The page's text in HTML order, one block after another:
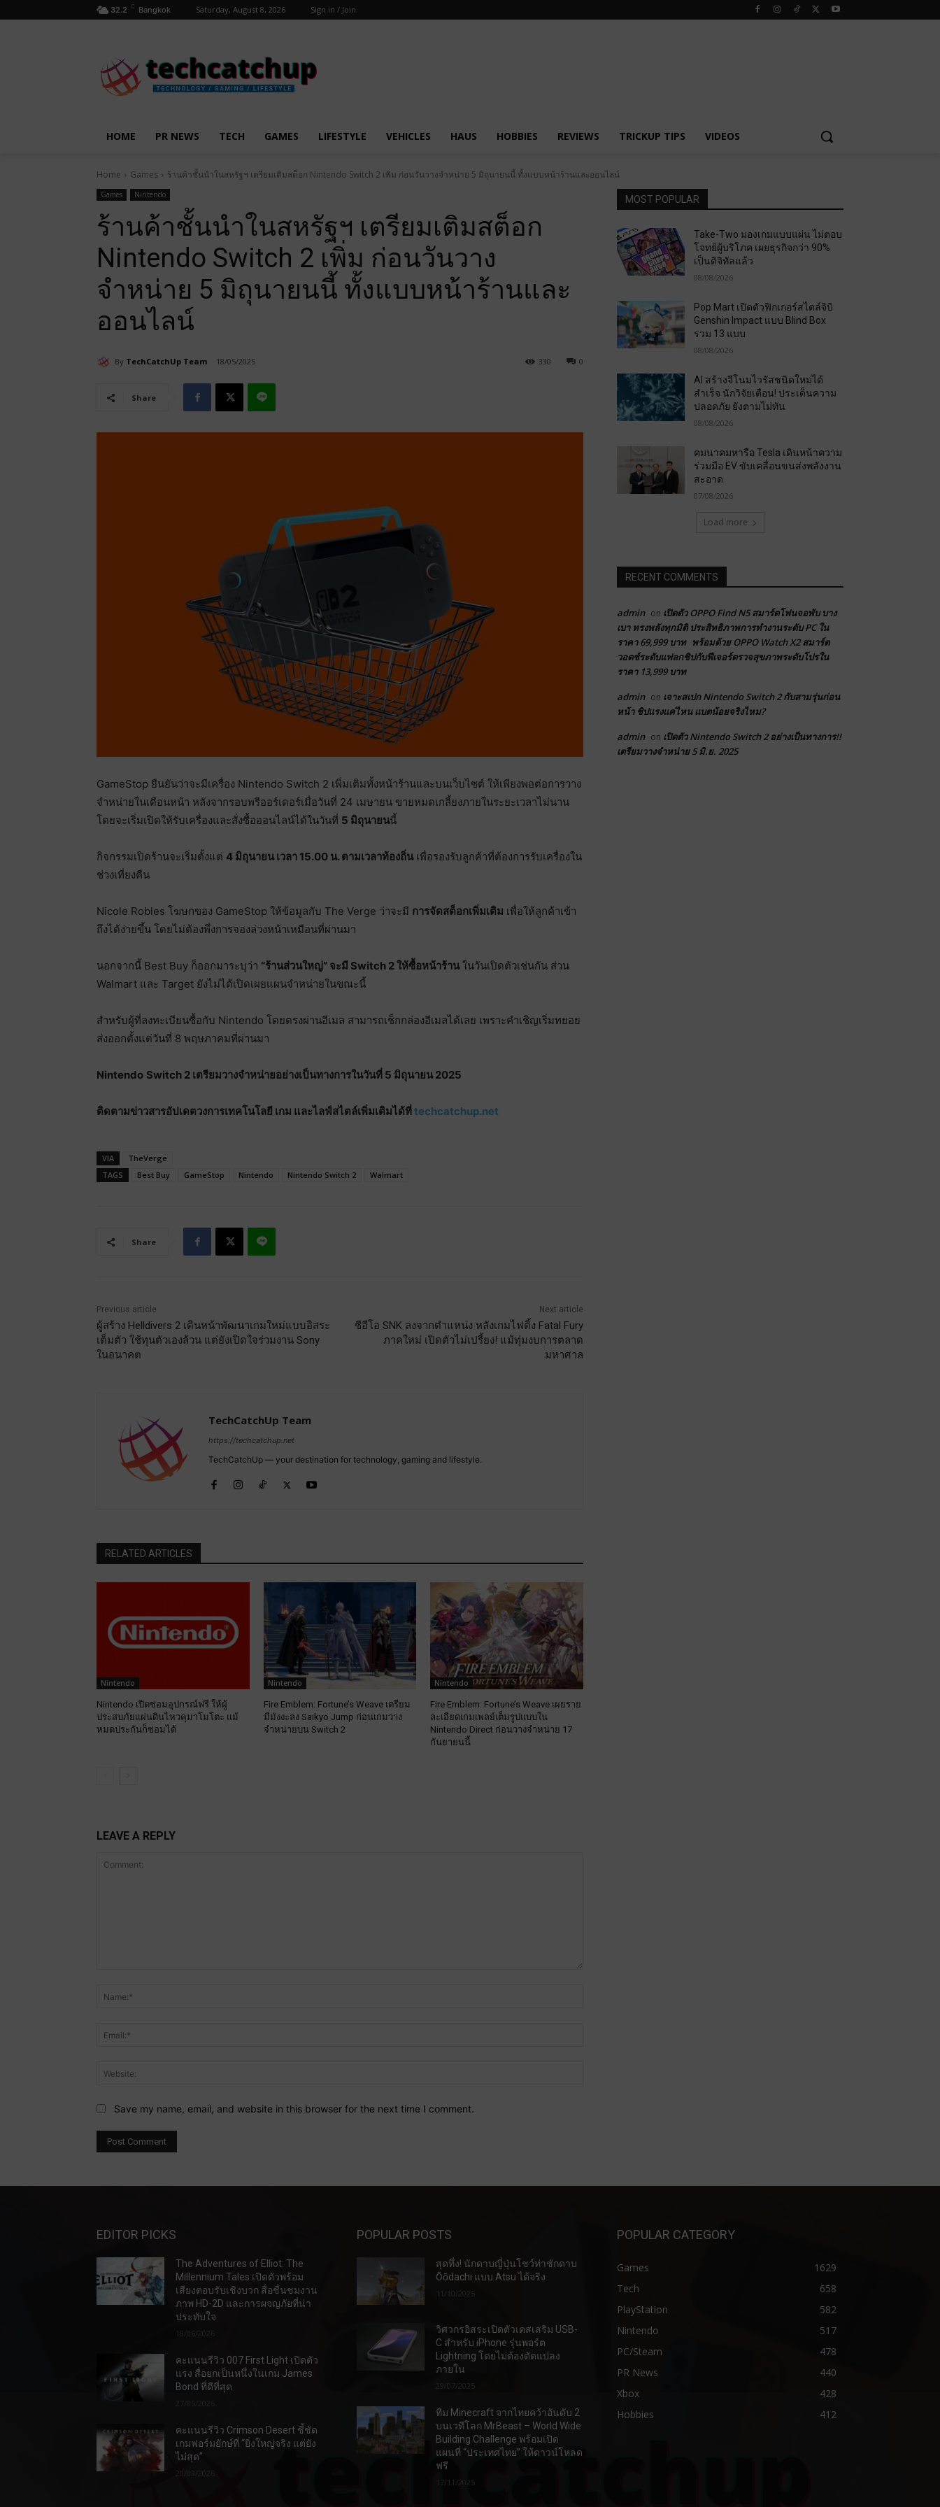
32.2 C Bangkok Saturday, August 8, 2026 Sign in / Join
HOME PR NEWS TECH GAMES LIFESTYLE VEHICLES HAUS HOBBIES REVIEWS TRICKUP TIPS VIDEOS
Home Games ร้านค้าชั้นนำในสหรัฐฯ เตรียมเติมสต็อก Nintendo Switch 2 เพิ่ม ก่อนวันวางจำหน่าย 5 มิถุนายนนี้ ทั้งแบบหน้าร้านและออนไลน์
Games Nintendo
ร้านค้าชั้นนำในสหรัฐฯ เตรียมเติมสต็อก
Nintendo Switch 2 เพิ่ม ก่อนวันวาง
จำหน่าย 5 มิถุนายนนี้ ทั้งแบบหน้าร้านและ
ออนไลน์
By TechCatchUp Team 18/05/2025 0
330
Share
GameStop ยืนยันว่าจะมีเครื่อง Nintendo Switch 2 เพิ่มเติมทั้งหน้าร้านและบนเว็บไซต์ ให้เพียงพอต่อการวาง
จำหน่ายในเดือนหน้า หลังจากรอบพรีออร์เดอร์เมื่อวันที่ 24 เมษายน ขายหมดเกลี้ยงภายในระยะเวลาไม่นาน
โดยจะเริ่มเปิดให้รับเครื่องและสั่งซื้อออนไลน์ได้ในวันที่ 5 มิถุนายนนี้
กิจกรรมเปิดร้านจะเริ่มตั้งแต่ 4 มิถุนายน เวลา 15.00 น. ตามเวลาท้องถิ่นเพื่อรองรับลูกค้าที่ต้องการรับเครื่องใน
ช่วงเที่ยงคืน
Nicole Robles โฆษกของ GameStop ให้ข้อมูลกับ The Verge ว่าจะมี การจัดสต็อกเพิ่มเติม เพื่อให้ลูกค้าเข้า
ถึงได้ง่ายขึ้น โดยไม่ต้องพึ่งการจองล่วงหน้าเหมือนที่ผ่านมา
นอกจากนี้ Best Buy ก็ออกมาระบุว่า “ร้านส่วนใหญ่” จะมี Switch 2 ให้ซื้อหน้าร้านในวันเปิดตัวเช่นกัน ส่วน
Walmart และ Target ยังไม่ได้เปิดเผยแผนจำหน่ายในขณะนี้
สำหรับผู้ที่ลงทะเบียนซื้อกับ Nintendo โดยตรงผ่านอีเมล สามารถเช็กกล่องอีเมลได้เลย เพราะคำเชิญเริ่มทยอย
ส่งออกตั้งแต่วันที่ 8 พฤษภาคมที่ผ่านมา
Nintendo Switch 2 เตรียมวางจำหน่ายอย่างเป็นทางการในวันที่ 5 มิถุนายน 2025
ติดตามข่าวสารอัปเดตวงการเทคโนโลยี เกม และไลฟ์สไตล์เพิ่มเติมได้ที่ techcatchup.net
VIA
TheVerge
TAGS
Best Buy GameStop Nintendo Nintendo Switch 2 Walmart
Share
Previous article
ผู้สร้าง Helldivers 2 เดินหน้าพัฒนาเกมใหม่แบบอิสระ
เต็มตัว ใช้ทุนตัวเองล้วน แต่ยังเปิดใจร่วมงาน Sony
ในอนาคต
Next article
ซีอีโอ SNK ลงจากตำแหน่ง หลังเกมไฟติ้ง Fatal Fury
ภาคใหม่ เปิดตัวไม่เปรี้ยง! แม้ทุ่มงบการตลาด
มหาศาล
TechCatchUp Team
https://techcatchup.net
TechCatchUp — your destination for technology, gaming and lifestyle.
RELATED ARTICLES
Nintendo
Nintendo เปิดซ่อมอุปกรณ์ฟรี ให้ผู้
ประสบภัยแผ่นดินไหวคุมาโมโตะ แม้
หมดประกันก็ซ่อมได้
Nintendo
Fire Emblem: Fortune’s Weave เตรียม
มีมังงะลง Saikyo Jump ก่อนเกมวาง
จำหน่ายบน Switch 2
Nintendo
Fire Emblem: Fortune’s Weave เผยราย
ละเอียดเกมเพลย์เต็มรูปแบบใน
Nintendo Direct ก่อนวางจำหน่าย 17
กันยายนนี้
LEAVE A REPLY
Save my name, email, and website in this browser for the next time I comment.
MOST POPULAR
Take-Two มองเกมแบบแผ่น ไม่ตอบ
โจทย์ผู้บริโภค เผยธุรกิจกว่า 90%
เป็นดิจิทัลแล้ว
08/08/2026
Pop Mart เปิดตัวฟิกเกอร์สไตล์จิบิ
Genshin Impact แบบ Blind Box
รวม 13 แบบ
08/08/2026
AI สร้างจีโนมไวรัสชนิดใหม่ได้
สำเร็จ นักวิจัยเตือน! ประเด็นความ
ปลอดภัย ยังตามไม่ทัน
08/08/2026
คมนาคมหารือ Tesla เดินหน้าความ
ร่วมมือ EV ขับเคลื่อนขนส่งพลังงาน
สะอาด
07/08/2026
Load more
RECENT COMMENTS
admin on เปิดตัว OPPO Find N5 สมาร์ตโฟนจอพับ บาง
เบา ทรงพลังทุกมิติ ประสิทธิภาพการทำงานระดับ PC ใน
ราคา 69,999 บาท พร้อมด้วย OPPO Watch X2 สมาร์ต
วอตช์ระดับแฟลกชิปกับฟีเจอร์ตรวจสุขภาพระดับโปรใน
ราคา 13,999 บาท
admin on เจาะสเปก Nintendo Switch 2 กับสามรุ่นก่อน
หน้า ชิปแรงแค่ไหน แบตน้อยจริงไหม?
admin on เปิดตัว Nintendo Switch 2 อย่างเป็นทางการ!!
เตรียมวางจำหน่าย 5 มิ.ย. 2025
EDITOR PICKS
The Adventures of Elliot: The
Millennium Tales เปิดตัวพร้อม
เสียงตอบรับเชิงบวก สื่อชื่นชมงาน
ภาพ HD-2D และการผจญภัยที่น่า
ประทับใจ
18/06/2026
คะแนนรีวิว 007 First Light เปิดตัว
แรง สื่อยกเป็นหนึ่งในเกม James
Bond ที่ดีที่สุด
คะแนนรีวิว Crimson Desert ชี้ชัด
เกมฟอร์มยักษ์ที่ “ยิ่งใหญ่จริง แต่ยัง
ไม่สุด”
20/03/2026
POPULAR POSTS
สุดทึ่ง! นักดาบญี่ปุ่นโชว์ท่าชักดาบ
Ōōdachi แบบ Atsu ได้จริง
11/10/2025
วิศวกรอิสระเปิดตัวเคสเสริม USB-
C สำหรับ iPhone รุ่นพอร์ต
Lightning โดยไม่ต้องดัดแปลง
ภายใน
29/07/2025
ทีม Minecraft จากไทยคว้าอันดับ 2
บนเวทีโลก MrBeast – World Wide
Building Challenge พร้อมเปิด
แผนที่ “ประเทศไทย” ให้ดาวน์โหลด
ฟรี
17/11/2025
POPULAR CATEGORY
Games
1629
Tech
658
PlayStation
582
Nintendo
517
PC/Steam
478
PR News
440
Xbox
428
Hobbies
412